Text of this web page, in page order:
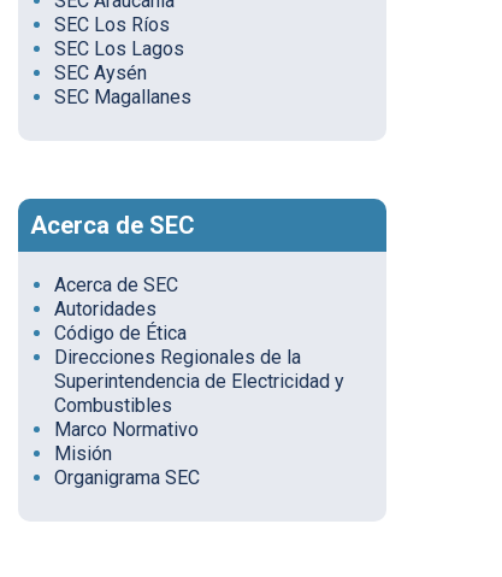
SEC Los Ríos
SEC Los Lagos
SEC Aysén
SEC Magallanes
Acerca de SEC
Acerca de SEC
Autoridades
Código de Ética
Direcciones Regionales de la
Superintendencia de Electricidad y
Combustibles
Marco Normativo
Misión
Organigrama SEC